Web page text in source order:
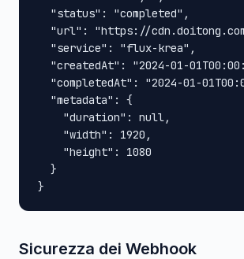
  "status": "completed",
"url": "https://
  "service": "flux-krea",
"createdAt": "2024-01-
"completedAt": "2024-01-
  "metadata": {
    "duration": null,
    "width": 1920,
    "height": 1080
  }
}
Sicurezza dei Webhook